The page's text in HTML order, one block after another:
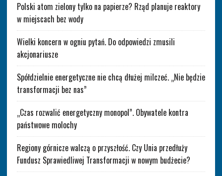
Polski atom zielony tylko na papierze? Rząd planuje reaktory
w miejscach bez wody
Wielki koncern w ogniu pytań. Do odpowiedzi zmusili
akcjonariusze
Spółdzielnie energetyczne nie chcą dłużej milczeć. „Nie będzie
transformacji bez nas”
„Czas rozwalić energetyczny monopol”. Obywatele kontra
państwowe molochy
Regiony górnicze walczą o przyszłość. Czy Unia przedłuży
Fundusz Sprawiedliwej Transformacji w nowym budżecie?